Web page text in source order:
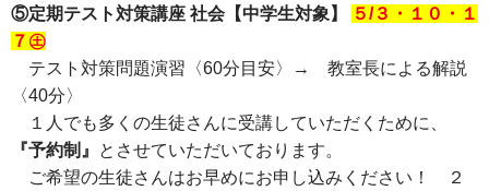
⑤定期テスト対策講座 社会【中学生対象】
５/３・１０・１
７㊏
テスト対策問題演習〈60分目安〉→ 教室長による解説
〈40分〉
１人でも多くの生徒さんに受講していただくために、
『予約制』
とさせていただいております。
ご希望の生徒さんはお早めにお申し込みください！ ２